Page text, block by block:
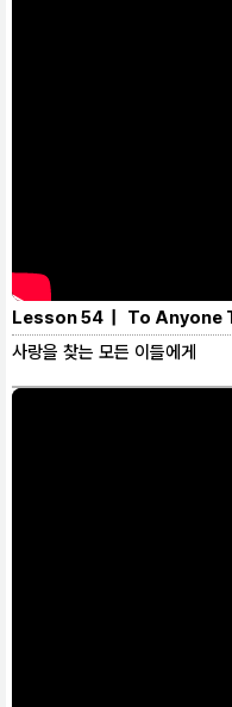
Lesson 54 | To Anyone
사랑을 찾는 모든 이들에게